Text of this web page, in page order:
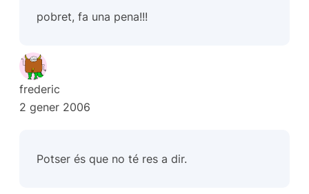
pobret, fa una pena!!!
frederic
2 gener 2006
Potser és que no té res a dir.